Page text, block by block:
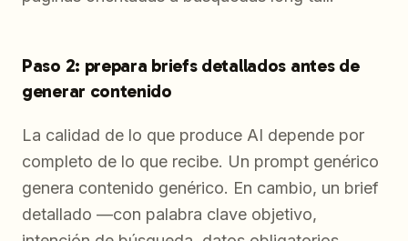
Paso 2: prepara briefs detallados antes de
generar contenido
La calidad de lo que produce AI depende por
completo de lo que recibe. Un prompt genérico
genera contenido genérico. En cambio, un brief
detallado —con palabra clave objetivo,